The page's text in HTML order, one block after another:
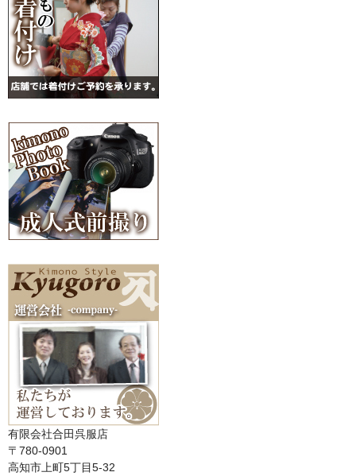
有限会社合田呉服店
〒780-0901
高知市上町5丁目5-32